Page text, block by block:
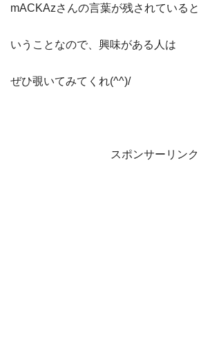
mACKAzさんの言葉が残されていると
いうことなので、興味がある人は
ぜひ覗いてみてくれ(^^)/
スポンサーリンク